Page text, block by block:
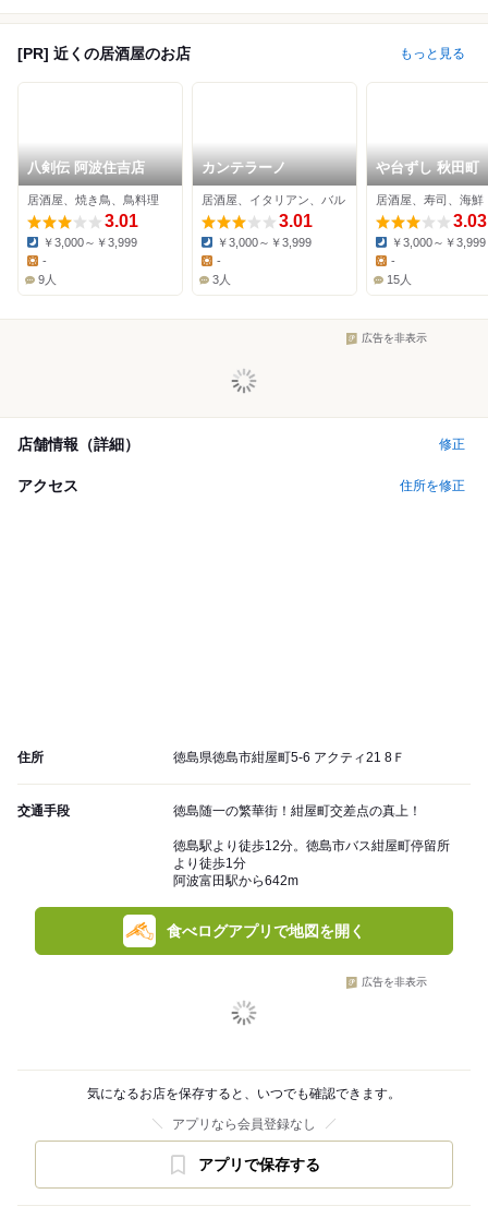
[PR] 近くの居酒屋のお店 もっと見る
八剣伝 阿波住吉店
居酒屋、焼き鳥、鳥料理
3.01
Dinner:
￥3,000～￥3,999
Lunch:
-
9人
カンテラーノ
居酒屋、イタリアン、バル
3.01
Dinner:
￥3,000～￥3,999
Lunch:
-
3人
や台ずし 秋田町
居酒屋、寿司、海鮮
3.03
Dinner:
￥3,000～￥3,999
Lunch:
-
15人
広告を非表示
店舗情報（詳細） 修正
アクセス 住所を修正
住所 徳島県徳島市紺屋町5-6 アクティ21 8Ｆ
交通手段 徳島随一の繁華街！紺屋町交差点の真上！
徳島駅より徒歩12分。徳島市バス紺屋町停留所
より徒歩1分
阿波富田駅から642m
食べログアプリで地図を開く
広告を非表示
気になるお店を保存すると、いつでも確認できます。
アプリなら会員登録なし
アプリで保存する